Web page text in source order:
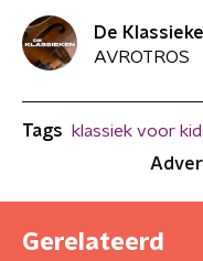
De
AVROTROS
Tags klassiek voor
Gerelateerd